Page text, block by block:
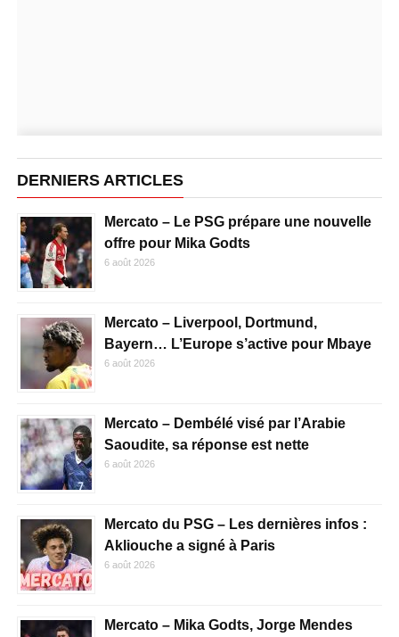
DERNIERS ARTICLES
Mercato – Le PSG prépare une nouvelle
offre pour Mika Godts
6 août 2026
Mercato – Liverpool, Dortmund,
Bayern… L’Europe s’active pour Mbaye
6 août 2026
Mercato – Dembélé visé par l’Arabie
Saoudite, sa réponse est nette
6 août 2026
Mercato du PSG – Les dernières infos :
Akliouche a signé à Paris
6 août 2026
Mercato – Mika Godts, Jorge Mendes